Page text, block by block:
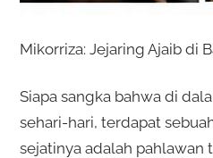
Mikorriza: Jejaring Ajaib di
Siapa sangka bahwa di
sehari-hari, terdapat
sejatinya adalah pahlawan